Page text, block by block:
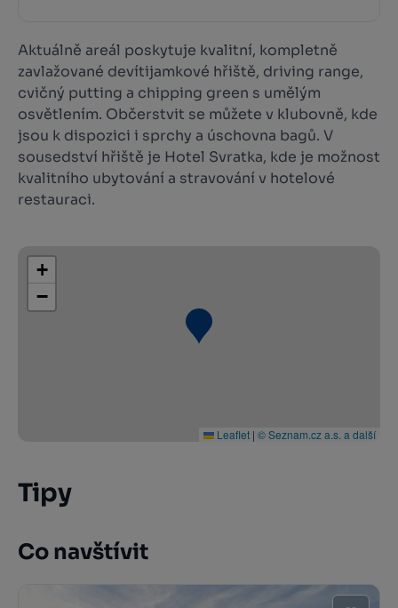
Aktuálně areál poskytuje kvalitní, kompletně
zavlažované devítijamkové hřiště, driving range,
cvičný putting a chipping green s umělým
osvětlením. Občerstvit se můžete v klubovně, kde
jsou k dispozici i sprchy a úschovna bagů. V
sousedství hřiště je Hotel Svratka, kde je možnost
kvalitního ubytování a stravování v hotelové
restauraci.
+
−
Leaflet | © Seznam.cz a.s. a další
Tipy
Co navštívit